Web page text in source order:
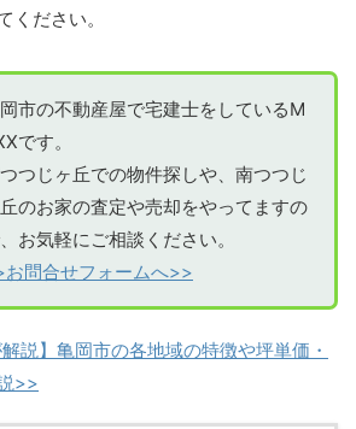
ください。
市の不動産屋で宅建士をしているM
です。
つじヶ丘での物件探しや、南つつじ
のお家の査定や売却をやってますの
お気軽にご相談ください。
お問合せフォームへ>>
説】亀岡市の各地域の特徴や坪単価・
>>